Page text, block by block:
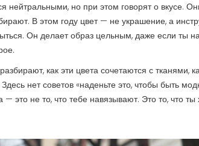
нейтральными, но при этом говорят о вкусе.
В этом году цвет — не украшение, а
Он делает образ цельным, даже если ты
как эти цвета сочетаются с тканями,
нет советов «наденьте это, чтобы быть
это не то, что тебе навязывают. Это то, что